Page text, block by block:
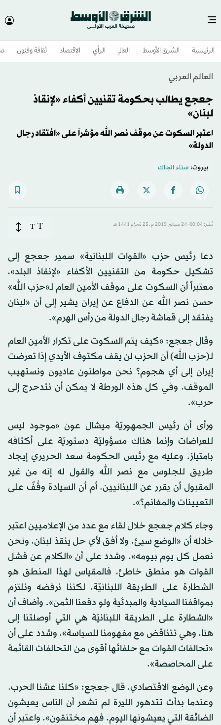
الرئيسية الشرق الأوسط​ العالم الرأي الاقتصاد ثقافة وفنون
العالم العربي
جعجع يطالب بحكومة تقنيين أكفاء «لإنقاذ
لبنان»
اعتبر السكوت عن موقف نصر الله مؤشراً على «افتقاد رجال
الدولة»
بيروت: سناء الجاك
نُشر: 00:04-24 سبتمبر 2019 م ـ 25 مُحرَّم 1441 هـ T
T
دعا رئيس حزب «القوات اللبنانية» سمير جعجع إلى
تشكيل حكومة من التقنيين الأكفاء «لإنقاذ البلد»،
معتبراً أن السكوت على موقف الأمين العام لـ«حزب الله»
حسن نصر الله عن الدفاع عن إيران يشير إلى أن «لبنان
يفتقد إلى قماشة رجال الدولة من رأس الهرم».
وقال جعجع: «كيف يتم السكوت على تكرار الأمين العام
لـ(حزب الله) أن الحزب لن يقف مكتوف الأيدي إذا تعرضت
إيران إلى أي هجوم؟ نحن مواطنون عاديون ونستهيب
الموقف. وفي كل هذه الورطة لا يمكن أن نتدحرج إلى
حرب».
ورأى أن رئيس الجمهوريّة ميشال عون «موجود ليس
للعراضات وإنما هناك مسؤوليّة دستوريّة على أكتافه
بامتياز. وعليه مع رئيس الحكومة سعد الحريري إيجاد
طريق للجلوس مع نصر الله والقول له إنه من غير
المقبول أن يقرر عن اللبنانيين. أم أن السيادة وقْفٌ على
التعيينات والمغانم؟».
وجاء كلام جعجع خلال لقاء مع عدد من الإعلاميين اعتبر
خلاله أن «الوضع سيئ. ولا أفق لأي حل ينقذ لبنان. ونحن
نعمل كل يوم بيومه». وشدد على أن «الكلام عن فشل
القوات هو منطق خاطئ، فالمقياس لهذا المنطق هو
الشطارة على الطريقة اللبنانيّة. لكننا نرفضه ونلتزم
بمواقفنا السيادية والمبدئية ولو دفعنا الثمن». وأضاف أن
«الشطارة على الطريقة اللبنانيّة هي التي أوصلتنا إلى
هنا. وهي تتناقض مع مفهومنا للسياسة». وشدد على أن
«تحالفات القوات مع حلفائها أقوى من التحالفات القائمة
على المحاصصة».
وعن الوضع الاقتصادي، قال جعجع: «كلنا عشنا الحرب.
وعندما بدأت تتدهور الليرة لم نشعر أن الناس يعيشون
الضائقة التي يعيشونها اليوم. فهم مختنقون». واعتبر أن